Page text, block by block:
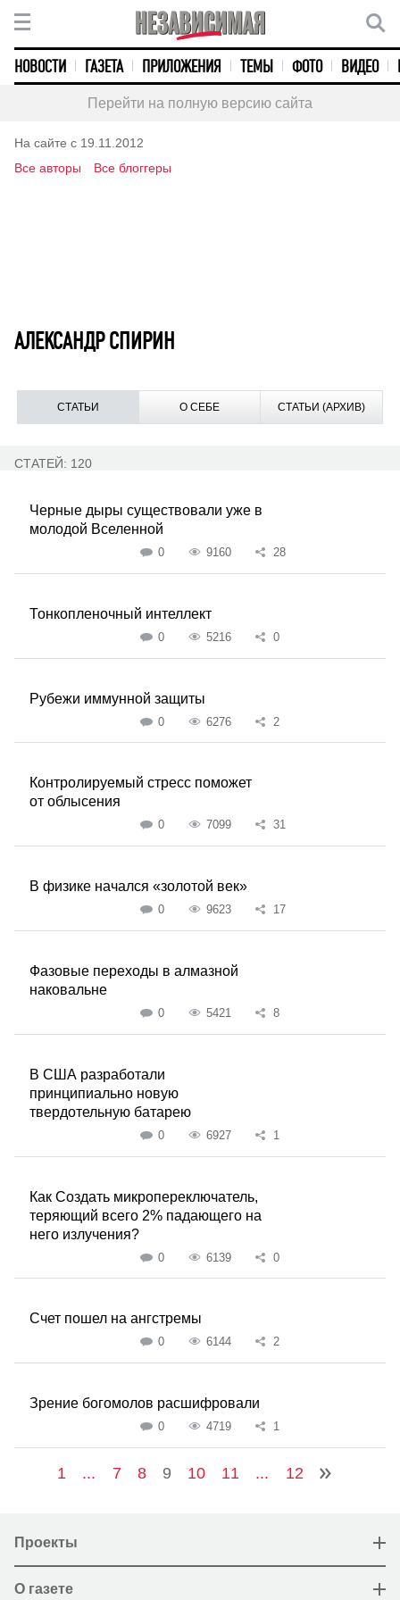
НОВОСТИ ГАЗЕТА ПРИЛОЖЕНИЯ ТЕМЫ ФОТО ВИДЕО
Перейти на полную версию сайта
На сайте с 19.11.2012
Все авторы
Все блоггеры
АЛЕКСАНДР СПИРИН
СТАТЬИ О СЕБЕ СТАТЬИ (АРХИВ)
СТАТЕЙ: 120
Черные дыры существовали уже в
молодой Вселенной
0 9160 28
Тонкопленочный интеллект
0 5216 0
Рубежи иммунной защиты
0 6276 2
Контролируемый стресс поможет
от облысения
0 7099 31
В физике начался «золотой век»
0 9623 17
Фазовые переходы в алмазной
наковальне
0 5421 8
В США разработали
принципиально новую
твердотельную батарею
0 6927 1
Как Создать микропереключатель,
теряющий всего 2% падающего на
него излучения?
0 6139 0
Счет пошел на ангстремы
0 6144 2
Зрение богомолов расшифровали
0 4719 1
1 ... 7 8 9 10 11 ... 12
Проекты
О газете